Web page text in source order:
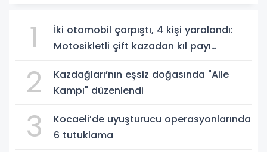
1
İki otomobil çarpıştı, 4 kişi yaralandı:
Motosikletli çift kazadan kıl payı
2
Kazdağları’nın eşsiz doğasında "Aile
Kampı" düzenlendi
3
Kocaeli’de uyuşturucu operasyonlarında
6 tutuklama